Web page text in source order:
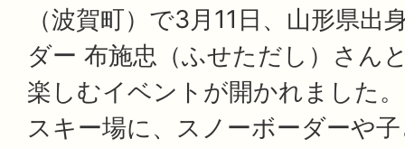
（波賀町）で3月11日、山形県出
ダー 布施忠（ふせただし）さん
楽しむイベントが開かれました
スキー場に、スノーボーダーや